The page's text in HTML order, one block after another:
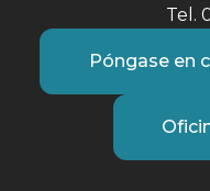
Tel.
Póngase en